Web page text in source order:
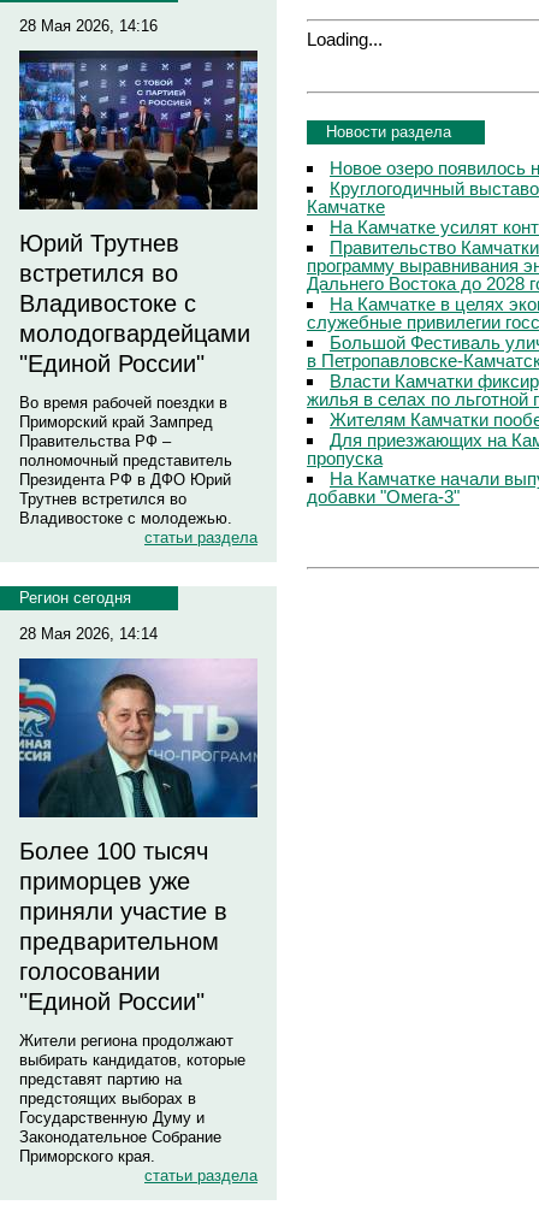
28 Мая 2026, 14:16
Юрий Трутнев
встретился во
Владивостоке с
молодогвардейцами
"Единой России"
Во время рабочей поездки в
Приморский край Зампред
Правительства РФ –
полномочный представитель
Президента РФ в ДФО Юрий
Трутнев встретился во
Владивостоке с молодежью.
статьи раздела
Регион сегодня
28 Мая 2026, 14:14
Более 100 тысяч
приморцев уже
приняли участие в
предварительном
голосовании
"Единой России"
Жители региона продолжают
выбирать кандидатов, которые
представят партию на
предстоящих выборах в
Государственную Думу и
Законодательное Собрание
Приморского края.
статьи раздела
Loading...
Новости раздела
Новое озеро появилось
Круглогодичный
Камчатке
На Камчатке усилят
Правительство
программу выравнивания
Дальнего Востока до 2028
На Камчатке в целях
служебные привилегии
Большой Фестиваль
в Петропавловске-
Власти Камчатки
жилья в селах по льготной
Жителям Камчатки
Для приезжающих на
пропуска
На Камчатке начали
добавки "Омега-3"